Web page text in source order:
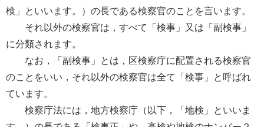
検」といいます。）の長である検察官のことを言います。
それ以外の検察官は，すべて「検事」又は「副検事」
に分類されます。
なお，「副検事」とは，区検察庁に配置される検察官
のことをいい，それ以外の検察官は全て「検事」と呼ばれ
ています。
検察庁法には，地方検察庁（以下，「地検」といいま